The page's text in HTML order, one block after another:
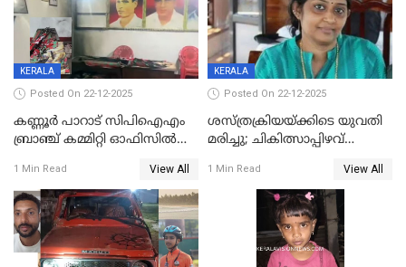
KERALA
Posted On 22-12-2025
കണ്ണൂർ പാറാട് സിപിഐഎം
ബ്രാഞ്ച് കമ്മിറ്റി ഓഫിസിൽ
ചിത്രങ്ങളടക്കം കത്തിയ
നിലയിൽ
1 Min Read View All
KERALA
Posted On 22-12-2025
ശസ്ത്രക്രിയയ്‌ക്കിടെ യുവതി
മരിച്ചു; ചികിത്സാപ്പിഴവ്
സംഭവം മാവേലിക്കരയിൽ
1 Min Read View All